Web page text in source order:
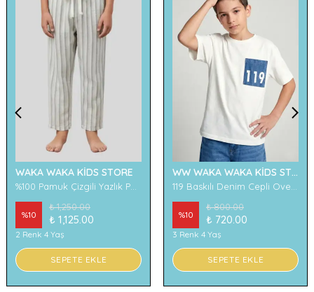
WAKA WAKA KİDS STORE
%10
₺ 1,250.00
₺ 1,125.00
2 Renk 4 Yaş
SEPETE EKLE
WW WAKA WAKA KİDS STORE
%10
₺ 800.00
₺ 720.00
3 Renk 4 Yaş
SEPETE EKLE